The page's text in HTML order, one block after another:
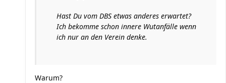
Hast Du vom DBS etwas anderes erwartet?
Ich bekomme schon innere Wutanfälle wenn
ich nur an den Verein denke.
Warum?